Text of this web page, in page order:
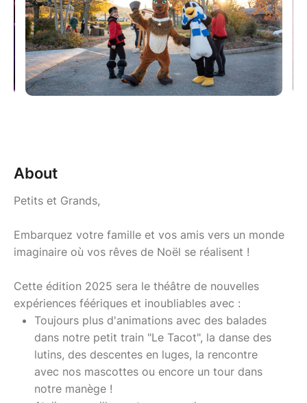
About
Petits et Grands,
Embarquez votre famille et vos amis vers un monde
imaginaire où vos rêves de Noël se réalisent !
Cette édition 2025 sera le théâtre de nouvelles
expériences féériques et inoubliables avec :
Toujours plus d'animations avec des balades
dans notre petit train "Le Tacot", la danse des
lutins, des descentes en luges, la rencontre
avec nos mascottes ou encore un tour dans
notre manège !